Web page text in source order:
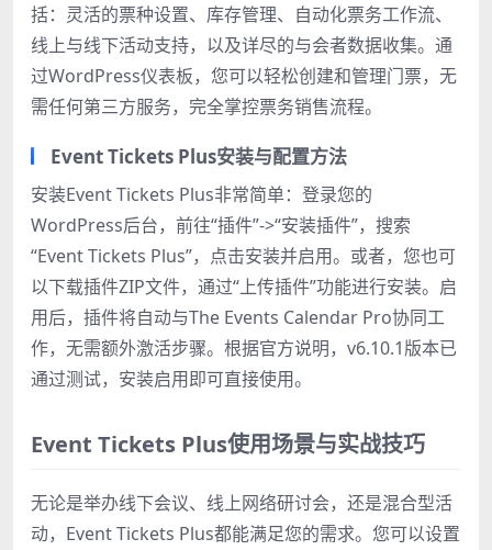
括：灵活的票种设置、库存管理、自动化票务工作流、
线上与线下活动支持，以及详尽的与会者数据收集。通
过WordPress仪表板，您可以轻松创建和管理门票，无
需任何第三方服务，完全掌控票务销售流程。
Event Tickets Plus安装与配置方法
安装Event Tickets Plus非常简单：登录您的
WordPress后台，前往“插件”->“安装插件”，搜索
“Event Tickets Plus”，点击安装并启用。或者，您也可
以下载插件ZIP文件，通过“上传插件”功能进行安装。启
用后，插件将自动与The Events Calendar Pro协同工
作，无需额外激活步骤。根据官方说明，v6.10.1版本已
通过测试，安装启用即可直接使用。
Event Tickets Plus使用场景与实战技巧
无论是举办线下会议、线上网络研讨会，还是混合型活
动，Event Tickets Plus都能满足您的需求。您可以设置